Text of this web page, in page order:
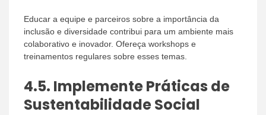
Educar a equipe e parceiros sobre a importância da
inclusão e diversidade contribui para um ambiente mais
colaborativo e inovador. Ofereça workshops e
treinamentos regulares sobre esses temas.
4.5. Implemente Práticas de
Sustentabilidade Social